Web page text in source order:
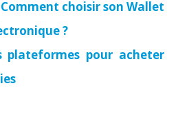
choisir son Wallet
?
plateformes pour acheter